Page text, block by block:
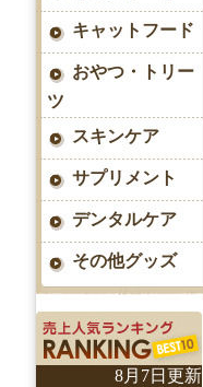
キャットフード
おやつ・トリー
ツ
スキンケア
サプリメント
デンタルケア
その他グッズ
8月7日更新